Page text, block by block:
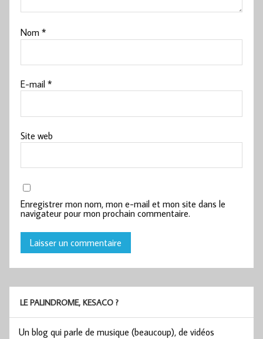
Nom*
E-mail*
Site web
Enregistrer mon nom, mon e-mail et mon site dans le
navigateur pour mon prochain commentaire.
LE PALINDROME, KESACO ?
Un blog qui parle de musique (beaucoup), de vidéos